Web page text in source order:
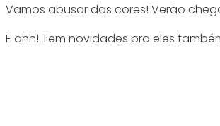
Vamos abusar das cores! Verão
E ahh! Tem novidades pra eles